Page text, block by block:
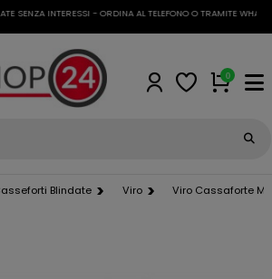
INTERESSI - ORDINA AL TELEFONO O TRAMITE WHATSAPP
0
Blindate Viro Viro Cassaforte